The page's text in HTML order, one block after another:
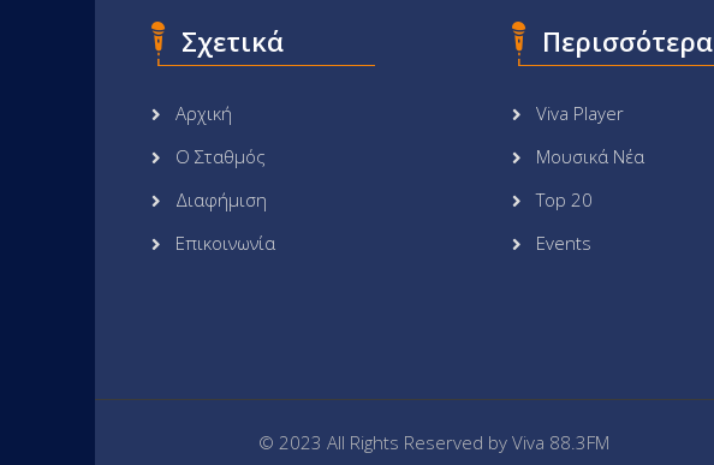
Σχετικά
Αρχική
Ο Σταθμός
Διαφήμιση
Επικοινωνία
Περισσότερα
Viva Player
Μουσικά Νέα
Top 20
Events
© 2023 All Rights Reserved by Viva 88.3FM